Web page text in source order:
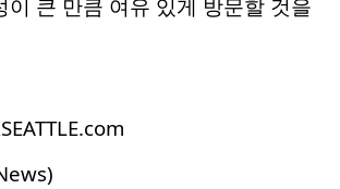
이 큰 만큼 여유 있게 방문할 것을